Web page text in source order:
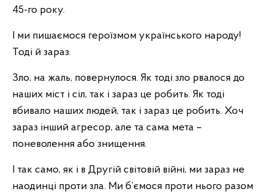
45-го року.
І ми пишаємося героїзмом українського народу!
Тоді й зараз.
Зло, на жаль, повернулося. Як тоді зло рвалося до
наших міст і сіл, так і зараз це робить. Як тоді
вбивало наших людей, так і зараз це робить. Хоч
зараз інший агресор, але та сама мета –
поневолення або знищення.
І так само, як і в Другій світовій війні, ми зараз не
наодинці проти зла. Ми б’ємося проти нього разом